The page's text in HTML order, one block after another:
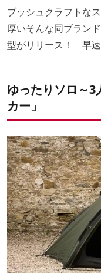
ブッシュクラフトな
厚いそんな同ブラン
型がリリース！ 早速
ゆったりソロ～3
カー」